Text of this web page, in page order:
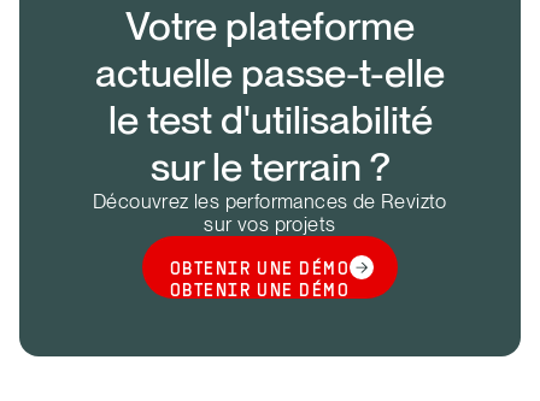
Votre plateforme
actuelle passe-t-elle
le test d'utilisabilité
sur le terrain ?
Découvrez les performances de Revizto
sur vos projets
OBTENIR UNE DÉMO
OBTENIR UNE DÉMO